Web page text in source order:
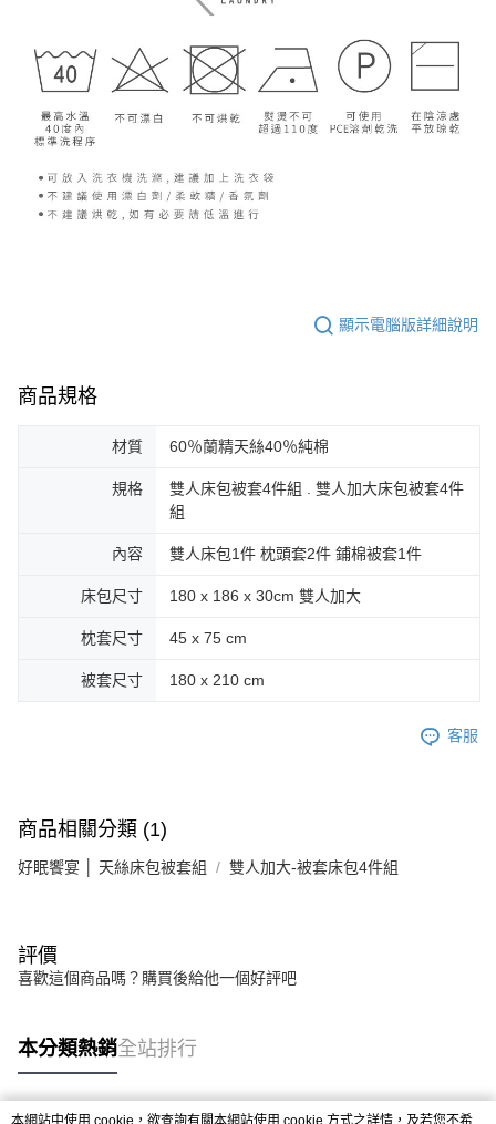
顯示電腦版詳細說明
商品規格
材質 60％蘭精天絲40％純棉
規格
雙人床包被套4件組 . 雙人加大床包被套4件
組
內容 雙人床包1件 枕頭套2件 鋪棉被套1件
床包尺寸 180 x 186 x 30cm 雙人加大
枕套尺寸 45 x 75 cm
被套尺寸 180 x 210 cm
客服
商品相關分類 (1)
好眠饗宴 │ 天絲床包被套組 雙人加大-被套床包4件組
評價
喜歡這個商品嗎？購買後給他一個好評吧
本分類熱銷全站排行
本網站中使用 cookie，欲查詢有關本網站使用 cookie 方式之詳情，及若您不希